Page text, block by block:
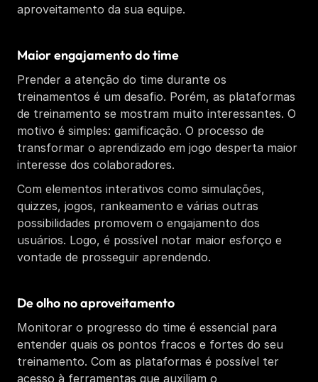
aproveitamento da sua equipe.
Maior engajamento do time
Prender a atenção do time durante os
treinamentos é um desafio. Porém, as plataformas
de treinamento se mostram muito interessantes. O
motivo é simples: gamificação. O processo de
transformar o aprendizado em jogo desperta maior
interesse dos colaboradores.
Com elementos interativos como simulações,
quizzes, jogos, rankeamento e várias outras
possibilidades promovem o engajamento dos
usuários. Logo, é possível notar maior esforço e
vontade de prosseguir aprendendo.
De olho no aproveitamento
Monitorar o progresso do time é essencial para
entender quais os pontos fracos e fortes do seu
treinamento. Com as plataformas é possível ter
acesso à ferramentas que auxiliam o